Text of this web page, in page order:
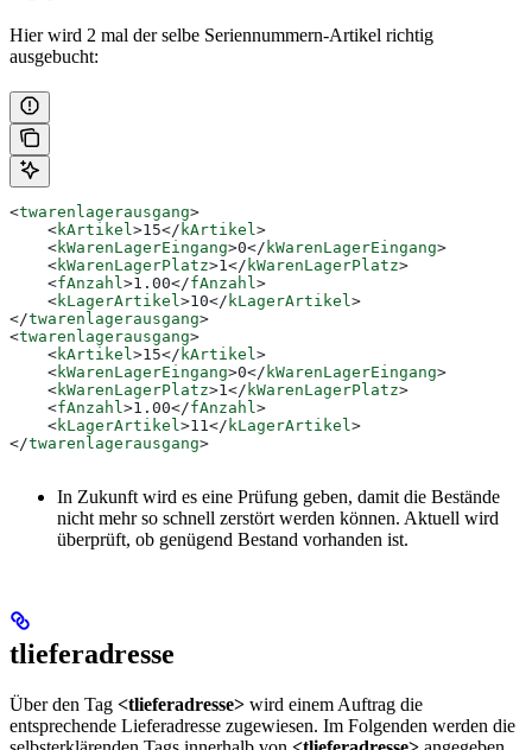
Hier wird 2 mal der selbe Seriennummern-Artikel richtig
ausgebucht:
<twarenlagerausgang>
    <
kArtikel>15</ kArtikel>
    <
kWarenLagerEingang>0</ kWarenLagerEingang>
    <
kWarenLagerPlatz>1</ kWarenLagerPlatz>
    <
fAnzahl>1.00</fAnzahl>
    <
kLagerArtikel>10</ kLagerArtikel>
</twarenlagerausgang>
<twarenlagerausgang>
    <
kArtikel>15</ kArtikel>
    <
kWarenLagerEingang>0</ kWarenLagerEingang>
    <
kWarenLagerPlatz>1</ kWarenLagerPlatz>
    <
fAnzahl>1.00</fAnzahl>
    <
kLagerArtikel>11</ kLagerArtikel>
</twarenlagerausgang>
In Zukunft wird es eine Prüfung geben, damit die Bestände
nicht mehr so schnell zerstört werden können. Aktuell wird
überprüft, ob genügend Bestand vorhanden ist.
tlieferadresse
Über den Tag <tlieferadresse> wird einem Auftrag die
entsprechende Lieferadresse zugewiesen. Im Folgenden werden die